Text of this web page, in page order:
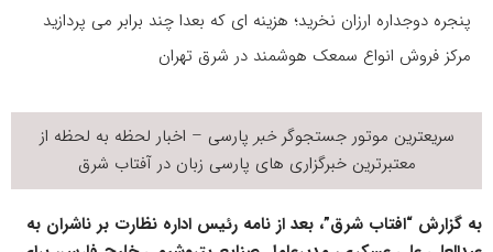
پنجره دوجداره ارزان نخرید؛ هزینه ای که بعدا چند برابر می پردازید
مرکز فروش انواع سمعک هوشمند در شرق تهران
سریعترین موتور جستجوگرخبر پارسی – اخبار لحظه به لحظه از
معتبرترین خبرگزاری های پارسی زبان درآفتاب شرق
به گزارش “افتاب شرق”، بعد از نامه رئیس اداره نظارت بر ناشران به